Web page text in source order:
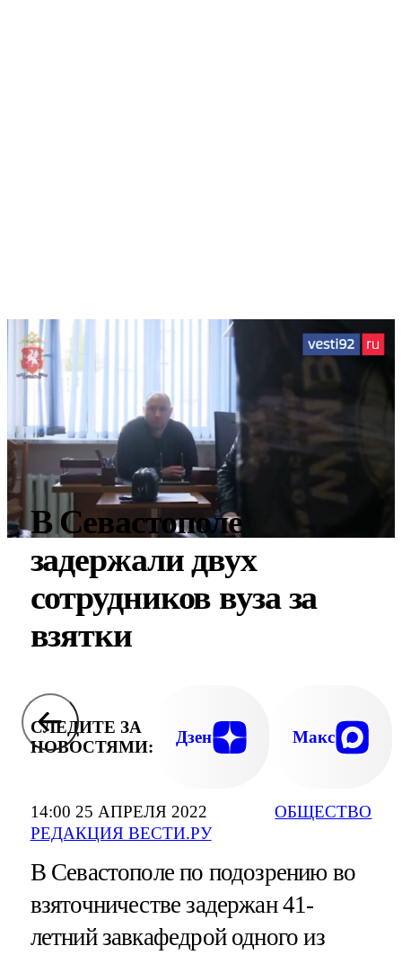
14:00 25 АПРЕЛЯ 2022
РЕДАКЦИЯ ВЕСТИ.РУ
ОБЩЕСТВО
В Севастополе
задержали двух
сотрудников вуза за
взятки
СЛЕДИТЕ ЗА
НОВОСТЯМИ:
Дзен Макс
В Севастополе по подозрению во
взяточничестве задержан 41-
летний завкафедрой одного из